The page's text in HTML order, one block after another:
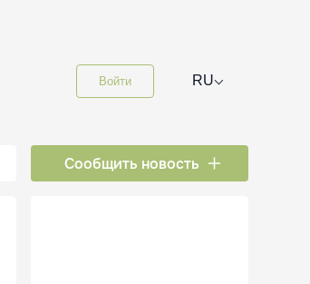
Войти RU⌵
Сообщить новость